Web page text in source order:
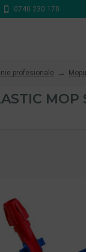
0740 230 170
profesionale
MOP